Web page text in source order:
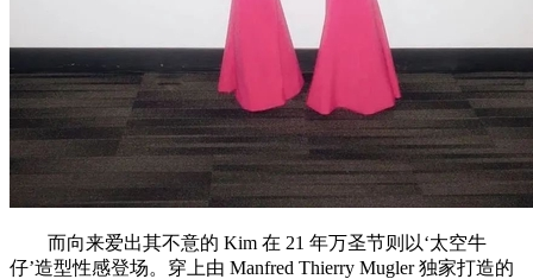
而向来爱出其不意的 Kim 在 21 年万圣节则以‘太空牛
仔’造型性感登场。穿上由 Manfred Thierry Mugler 独家打造的